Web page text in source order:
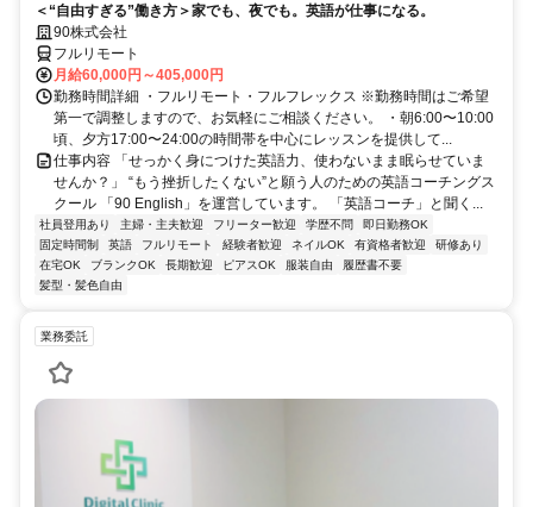
＜“自由すぎる”働き方＞家でも、夜でも。英語が仕事になる。
90株式会社
フルリモート
月給60,000円～405,000円
勤務時間詳細 ・フルリモート・フルフレックス ※勤務時間はご希望
第一で調整しますので、お気軽にご相談ください。 ・朝6:00〜10:00
頃、夕方17:00〜24:00の時間帯を中心にレッスンを提供して...
仕事内容 「せっかく身につけた英語力、使わないまま眠らせていま
せんか？」 “もう挫折したくない”と願う人のための英語コーチングス
クール 「90 English」を運営しています。 「英語コーチ」と聞く...
社員登用あり 主婦・主夫歓迎 フリーター歓迎 学歴不問
即日勤務OK
固定時間制
英語 フルリモート 経験者歓迎 ネイルOK 有資格者歓迎
研修あり
在宅OK
ブランクOK 長期歓迎 ピアスOK 服装自由
履歴書不要
髪型・髪色自由
業務委託